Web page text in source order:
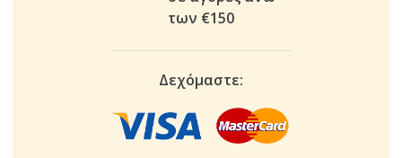
των €150
Δεχόμαστε: